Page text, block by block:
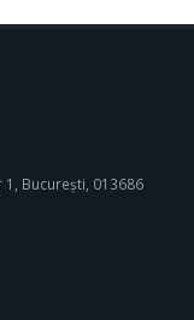
București, 013686